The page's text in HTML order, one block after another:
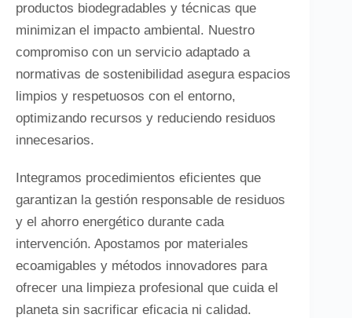
productos biodegradables y técnicas que
minimizan el impacto ambiental. Nuestro
compromiso con un servicio adaptado a
normativas de sostenibilidad asegura espacios
limpios y respetuosos con el entorno,
optimizando recursos y reduciendo residuos
innecesarios.
Integramos procedimientos eficientes que
garantizan la gestión responsable de residuos
y el ahorro energético durante cada
intervención. Apostamos por materiales
ecoamigables y métodos innovadores para
ofrecer una limpieza profesional que cuida el
planeta sin sacrificar eficacia ni calidad.